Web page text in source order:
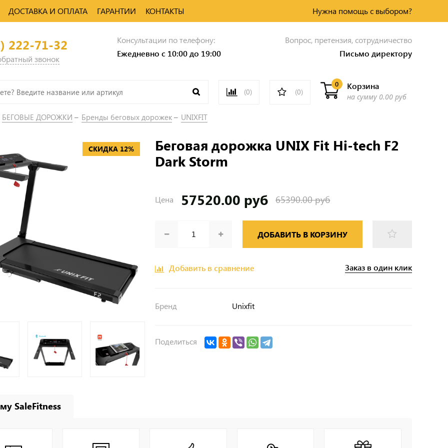
ДОСТАВКА И ОПЛАТА ГАРАНТИИ КОНТАКТЫ Нужна помощь с выбором?
222-71-32
звонок
Консультации по телефону:
Ежедневно с 10:00 до 19:00
Вопрос, претензия, сотрудничество
Письмо директору
(0) (0)
Корзина
0
на сумму 0.00 руб
БЕГОВЫЕ ДОРОЖКИ Бренды беговых дорожек UNIXFIT
СКИДКА 12%
Беговая дорожка UNIX Fit Hi-tech F2
Dark Storm
Цена 57520.00 руб 65390.00 руб
ДОБАВИТЬ В КОРЗИНУ
Добавить в сравнение Заказ в один клик
Бренд Unixfit
Поделиться
SaleFitness